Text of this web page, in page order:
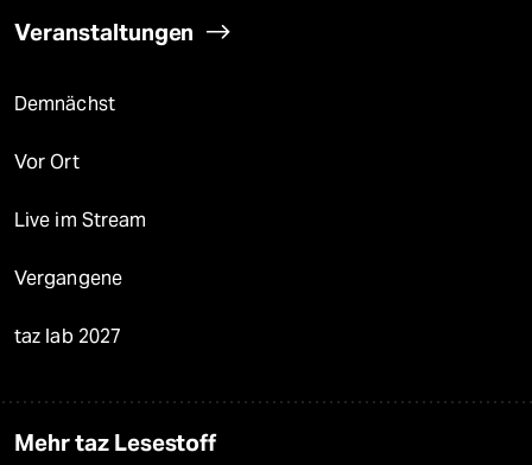
Veranstaltungen
Demnächst
Vor Ort
Live im Stream
Vergangene
taz lab 2027
Mehr taz Lesestoff